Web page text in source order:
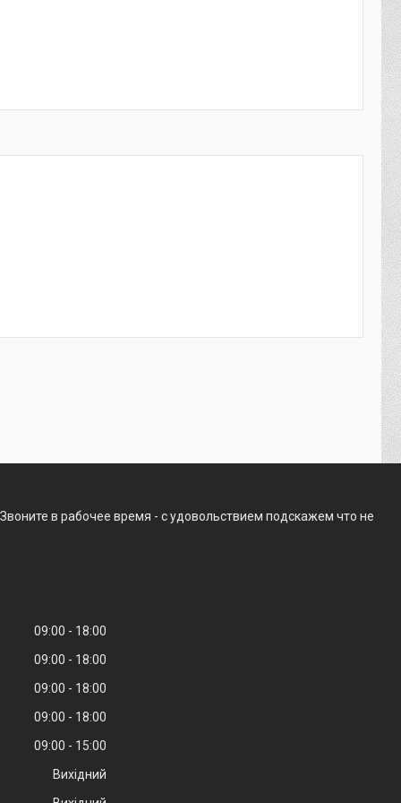
в рабочее время - с удовольствием подскажем что не
09:00
18:00
09:00
18:00
09:00
18:00
09:00
18:00
09:00
15:00
Вихідний